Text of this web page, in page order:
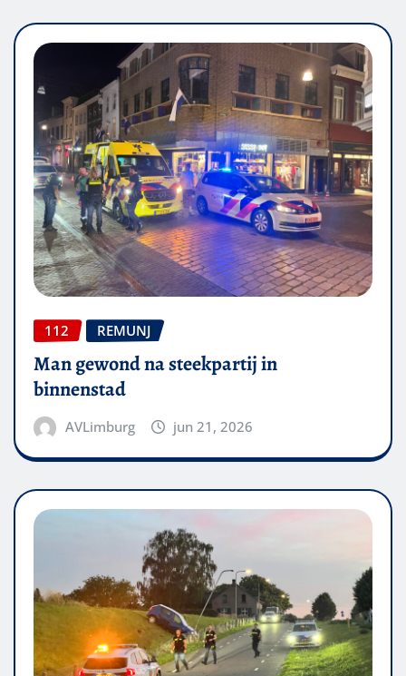
112 REMUNJ
Man gewond na steekpartij in
binnenstad
AVLimburg jun 21, 2026